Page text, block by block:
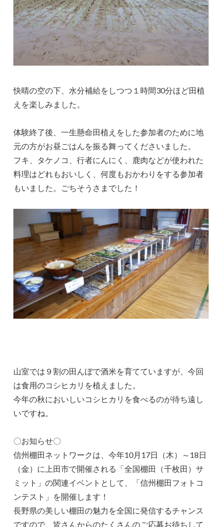
快晴の空の下、水分補給をしつつ１時間30分ほど田植
えを楽しみました。
体験終了後、一生懸命田植えをした参加者のために地
元の方がお昼ごはんを振る舞ってくださいました。
フキ、タケノコ、行者にんにく、鹿肉などが使われた
料理はどれもおいしく、何度もおかわりをする参加者
もいました。ごちそうさまでした！
山室では９割の田んぼで酒米を育てていますが、今回
は食用のコシヒカリを植えました。
今年の秋においしいコシヒカリを食べるのが待ち遠し
いですね。
〇お知らせ〇
信州棚田ネットワークは、今年10月17日（木）～18日
（金）に上田市で開催される「全国棚田（千枚田）サ
ミット」の関連イベントとして、「信州棚田フォトコ
ンテスト」を開催します！
長野県の美しい棚田の魅力を全国に発信するチャンス
ですので、皆さんからのたくさんのご応募お待ちして